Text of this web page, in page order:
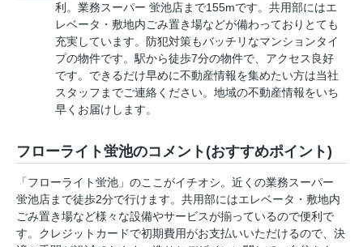
利。業務スーパー 蛍池店まで155mです。共用部にはエ
レベータ・敷地内ごみ置き場などが備わっておりとても
充実しています。防犯対策もバッチリなマンションタイ
プの物件です。駅から徒歩7分の物件で、アクセス良好
です。できるだけ早めに不動産情報を集めたい方は当社
スタッフまでご連絡ください。地域の不動産情報をいち
早くお届けします。
フローライト蛍池のコメント(おすすめポイント)
「フローライト蛍池」のここがイチオシ。近くの業務スーパー
蛍池店まで徒歩2分で行けます。共用部にはエレベータ・敷地内
ごみ置き場など様々な設備やサービスが揃っているので便利で
す。クレジットカードで初期費用がお支払いいただけるので、決